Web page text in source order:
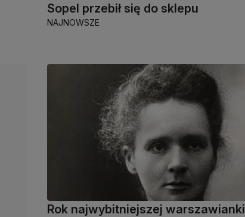
Sopel przebił się do sklepu
NAJNOWSZE
Rok najwybitniejszej warszawianki